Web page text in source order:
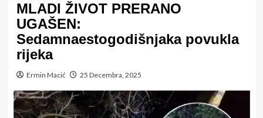
MLADI ŽIVOT PRERANO
UGAŠEN:
Sedamnaestogodišnjaka povukla
rijeka
Ermin Macić 25 Decembra, 2025